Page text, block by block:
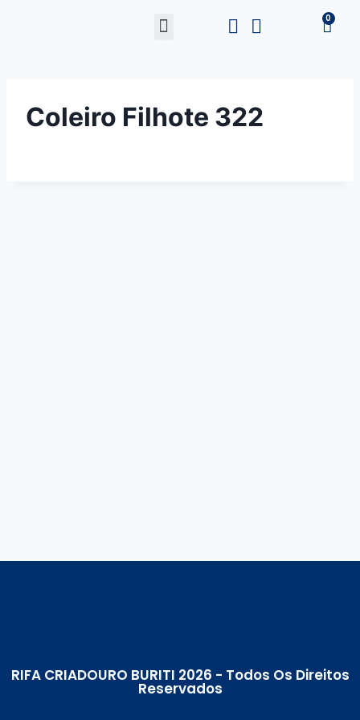
Coleiro Filhote 322
RIFA CRIADOURO BURITI 2026 - Todos Os Direitos
Reservados